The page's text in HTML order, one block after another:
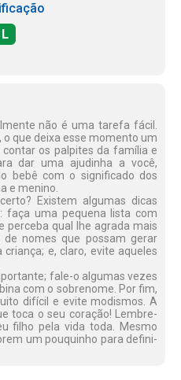
L
não é uma tarefa fácil.
que deixa esse momento um
os palpites da família e
dar uma ajudinha a você,
bebê com o significado dos
e menino.
Existem algumas dicas
faça uma pequena lista com
perceba qual lhe agrada mais
nomes que possam gerar
e, claro, evite aqueles
fale-o algumas vezes
com o sobrenome. Por fim,
difícil e evite modismos. A
toca o seu coração! Lembre-
filho pela vida toda. Mesmo
um pouquinho para defini-